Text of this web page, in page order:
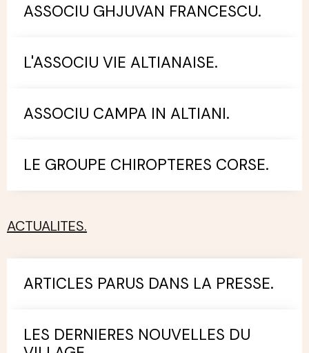
ASSOCIU GHJUVAN FRANCESCU.
L'ASSOCIU VIE ALTIANAISE.
ASSOCIU CAMPA IN ALTIANI.
LE GROUPE CHIROPTERES CORSE.
ACTUALITES.
ARTICLES PARUS DANS LA PRESSE.
LES DERNIERES NOUVELLES DU